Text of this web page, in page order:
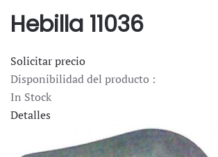
Hebilla 11036
Solicitar precio
Disponibilidad del producto :
In Stock
Detalles